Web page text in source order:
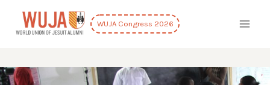
content
WUJA Congress 2026